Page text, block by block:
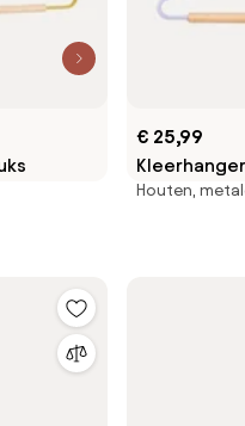
€ 25,99
Houten,